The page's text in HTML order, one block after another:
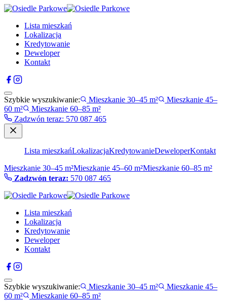
Lista mieszkań
Lokalizacja
Kredytowanie
Deweloper
Kontakt
Szybkie wyszukiwanie: Mieszkanie 30–45 m²
Mieszkanie 45–
60 m²
Mieszkanie 60–85 m²
Zadzwón teraz: 570 087 465
Lista mieszkańLokalizacjaKredytowanieDeweloperKontakt
Mieszkanie 30–45 m²Mieszkanie 45–60 m²Mieszkanie 60–85 m²
Zadzwón teraz: 570 087 465
Lista mieszkań
Lokalizacja
Kredytowanie
Deweloper
Kontakt
Szybkie wyszukiwanie: Mieszkanie 30–45 m²
Mieszkanie 45–
60 m²
Mieszkanie 60–85 m²